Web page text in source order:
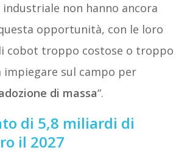
non hanno ancora
opportunità, con le loro
cobot troppo costose o troppo
impiegare sul campo per
di massa“.
di 5,8 miliardi di
il 2027